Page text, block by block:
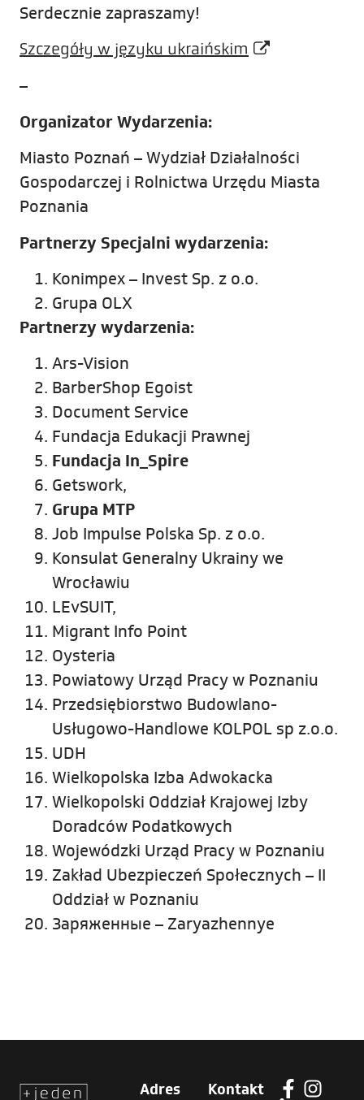
Serdecznie zapraszamy!
Szczegóły w języku ukraińskim
–
Organizator Wydarzenia:
Miasto Poznań – Wydział Działalności
Gospodarczej i Rolnictwa Urzędu Miasta
Poznania
Partnerzy Specjalni wydarzenia:
Konimpex – Invest Sp. z o.o.
Grupa OLX
Partnerzy wydarzenia:
Ars-Vision
BarberShop Egoist
Document Service
Fundacja Edukacji Prawnej
Fundacja In_Spire
Getswork,
Grupa MTP
Job Impulse Polska Sp. z o.o.
Konsulat Generalny Ukrainy we
Wrocławiu
LEvSUIT,
Migrant Info Point
Oysteria
Powiatowy Urząd Pracy w Poznaniu
Przedsiębiorstwo Budowlano-
Usługowo-Handlowe KOLPOL sp z.o.o.
UDH
Wielkopolska Izba Adwokacka
Wielkopolski Oddział Krajowej Izby
Doradców Podatkowych
Wojewódzki Urząd Pracy w Poznaniu
Zakład Ubezpieczeń Społecznych – II
Oddział w Poznaniu
Заряженные – Zaryazhennye
Adres Kontakt